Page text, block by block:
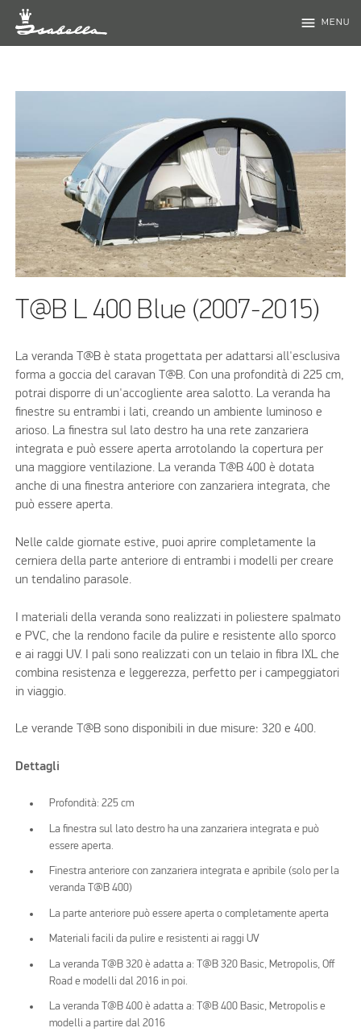
menu MENU
T@B L 400 Blue (2007-2015)
La veranda T@B è stata progettata per adattarsi all'esclusiva
forma a goccia del caravan T@B. Con una profondità di 225 cm,
potrai disporre di un'accogliente area salotto. La veranda ha
finestre su entrambi i lati, creando un ambiente luminoso e
arioso. La finestra sul lato destro ha una rete zanzariera
integrata e può essere aperta arrotolando la copertura per
una maggiore ventilazione. La veranda T@B 400 è dotata
anche di una finestra anteriore con zanzariera integrata, che
può essere aperta.
Nelle calde giornate estive, puoi aprire completamente la
cerniera della parte anteriore di entrambi i modelli per creare
un tendalino parasole.
I materiali della veranda sono realizzati in poliestere spalmato
e PVC, che la rendono facile da pulire e resistente allo sporco
e ai raggi UV. I pali sono realizzati con un telaio in fibra IXL che
combina resistenza e leggerezza, perfetto per i campeggiatori
in viaggio.
Le verande T@B sono disponibili in due misure: 320 e 400.
Dettagli
Profondità: 225 cm
La finestra sul lato destro ha una zanzariera integrata e può
essere aperta.
Finestra anteriore con zanzariera integrata e apribile (solo per la
veranda T@B 400)
La parte anteriore può essere aperta o completamente aperta
Materiali facili da pulire e resistenti ai raggi UV
La veranda T@B 320 è adatta a: T@B 320 Basic, Metropolis, Off
Road e modelli dal 2016 in poi.
La veranda T@B 400 è adatta a: T@B 400 Basic, Metropolis e
modelli a partire dal 2016